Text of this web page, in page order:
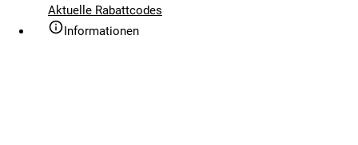
Aktuelle Rabattcodes
Informationen